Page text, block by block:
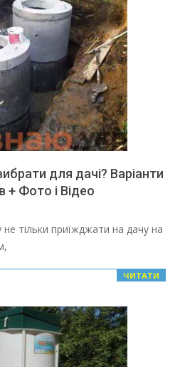
для дачі? Варіанти
+ Фото і Відео
тільки приїжджати на дачу на
ЧИТАТИ